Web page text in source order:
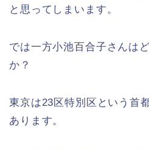
と思ってしまいます。
では一方小池百合子さんは
か？
東京は23区特別区という首
あります。